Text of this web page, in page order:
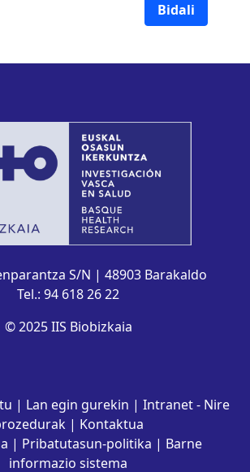
Bidali
S/N | 48903 Barakaldo
Tel.: 94 618 26 22
© 2025 IIS Biobizkaia
| Lan egin gurekin | Intranet - Nire
| Kontaktua
| Pribatutasun-politika | Barne
informazio sistema